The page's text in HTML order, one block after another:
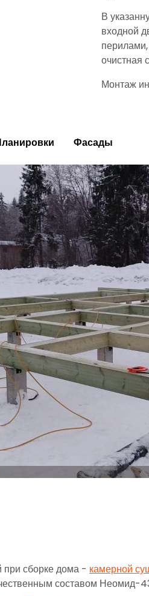
В
входной
перилами,
очистная
Монтаж
Фасады
сборке дома - камерной
составом Неомид-